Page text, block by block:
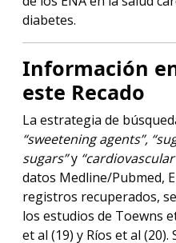
diabetes.
Información
este Recado
La estrategia de
“sweetening agents”,
sugars”y
datos Medline/Pubmed,
registros recuperados,
los estudios de Toewns
et al (19) y Ríos et al